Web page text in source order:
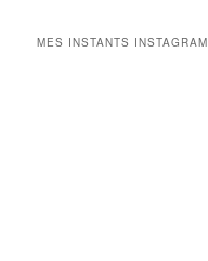
MES INSTANTS INSTAGRAM